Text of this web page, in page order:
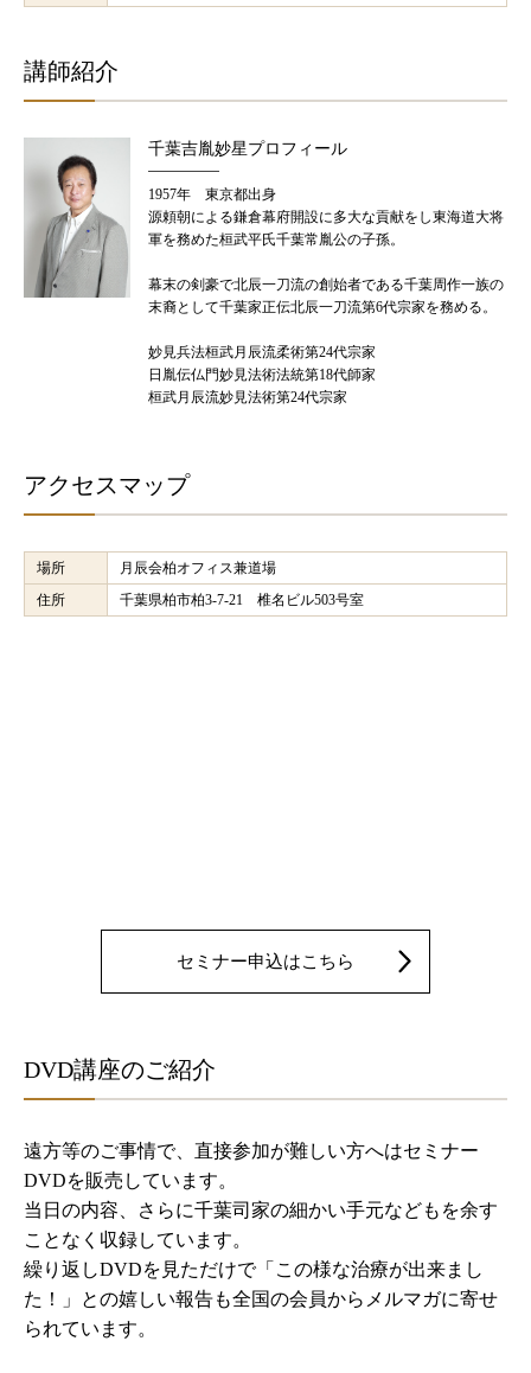
講師紹介
千葉吉胤妙星プロフィール
1957年 東京都出身
源頼朝による鎌倉幕府開設に多大な貢献をし東海道大将
軍を務めた桓武平氏千葉常胤公の子孫。
幕末の剣豪で北辰一刀流の創始者である千葉周作一族の
末裔として千葉家正伝北辰一刀流第6代宗家を務める。
妙見兵法桓武月辰流柔術第24代宗家
日胤伝仏門妙見法術法統第18代師家
桓武月辰流妙見法術第24代宗家
アクセスマップ
場所
月辰会柏オフィス兼道場
住所
千葉県柏市柏3-7-21 椎名ビル503号室
セミナー申込はこちら
DVD講座のご紹介
遠方等のご事情で、直接参加が難しい方へはセミナー
DVDを販売しています。
当日の内容、さらに千葉司家の細かい手元などもを余す
ことなく収録しています。
繰り返しDVDを見ただけで「この様な治療が出来まし
た！」との嬉しい報告も全国の会員からメルマガに寄せ
られています。